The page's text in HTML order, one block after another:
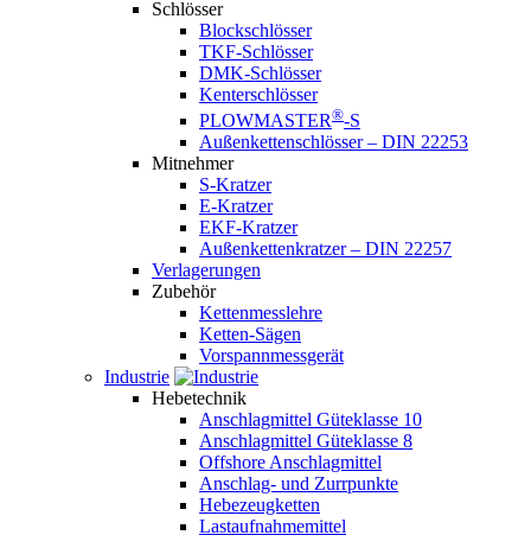
Schlösser
Blockschlösser
TKF-Schlösser
DMK-Schlösser
Kenterschlösser
PLOWMASTER®-S
Außenkettenschlösser – DIN 22253
Mitnehmer
S-Kratzer
E-Kratzer
EKF-Kratzer
Außenkettenkratzer – DIN 22257
Verlagerungen
Zubehör
Kettenmesslehre
Ketten-Sägen
Vorspannmessgerät
Industrie
Hebetechnik
Anschlagmittel Güteklasse 10
Anschlagmittel Güteklasse 8
Offshore Anschlagmittel
Anschlag- und Zurrpunkte
Hebezeugketten
Lastaufnahmemittel